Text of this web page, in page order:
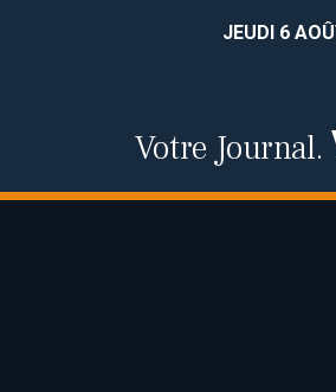
JEUDI 6
Votre Journal.